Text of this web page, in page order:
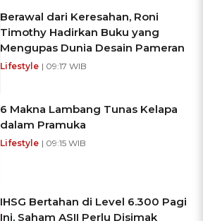
Berawal dari Keresahan, Roni
Timothy Hadirkan Buku yang
Mengupas Dunia Desain Pameran
Lifestyle | 09:17 WIB
6 Makna Lambang Tunas Kelapa
dalam Pramuka
Lifestyle | 09:15 WIB
IHSG Bertahan di Level 6.300 Pagi
Ini, Saham ASII Perlu Disimak